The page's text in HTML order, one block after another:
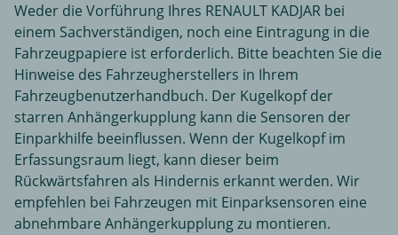
Weder die Vorführung Ihres RENAULT KADJAR bei
einem Sachverständigen, noch eine Eintragung in die
Fahrzeugpapiere ist erforderlich. Bitte beachten Sie die
Hinweise des Fahrzeugherstellers in Ihrem
Fahrzeugbenutzerhandbuch. Der Kugelkopf der
starren Anhängerkupplung kann die Sensoren der
Einparkhilfe beeinflussen. Wenn der Kugelkopf im
Erfassungsraum liegt, kann dieser beim
Rückwärtsfahren als Hindernis erkannt werden. Wir
empfehlen bei Fahrzeugen mit Einparksensoren eine
abnehmbare Anhängerkupplung zu montieren.